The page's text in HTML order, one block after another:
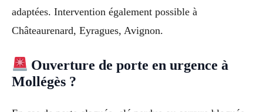
adaptées. Intervention également possible à
Châteaurenard, Eyragues, Avignon.
Ouverture de porte en urgence à
Mollégès ?